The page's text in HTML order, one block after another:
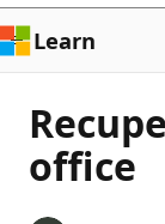
Learn
office